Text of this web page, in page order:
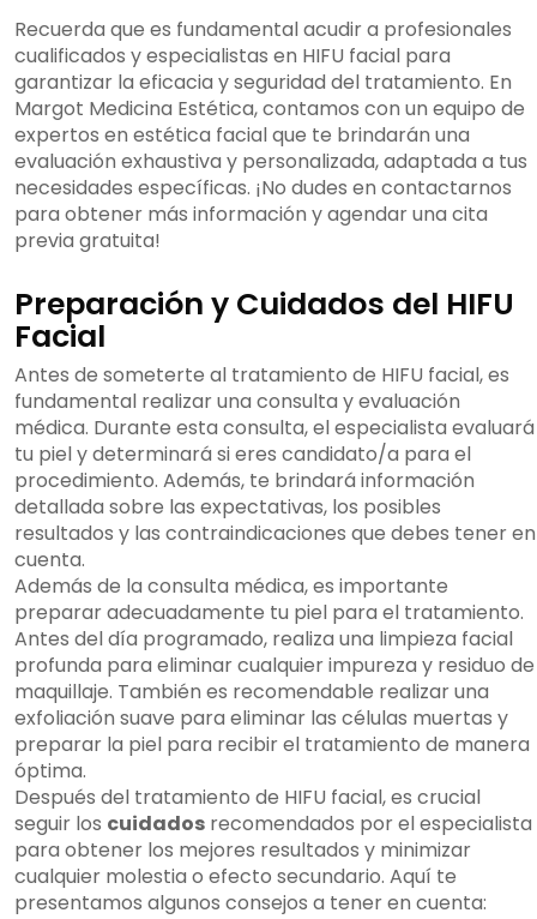
Recuerda que es fundamental acudir a profesionales
cualificados y especialistas en HIFU facial para
garantizar la eficacia y seguridad del tratamiento. En
Margot Medicina Estética, contamos con un equipo de
expertos en estética facial que te brindarán una
evaluación exhaustiva y personalizada, adaptada a tus
necesidades específicas. ¡No dudes en contactarnos
para obtener más información y agendar una cita
previa gratuita!
Preparación y Cuidados del HIFU
Facial
Antes de someterte al tratamiento de HIFU facial, es
fundamental realizar una consulta y evaluación
médica. Durante esta consulta, el especialista evaluará
tu piel y determinará si eres candidato/a para el
procedimiento. Además, te brindará información
detallada sobre las expectativas, los posibles
resultados y las contraindicaciones que debes tener en
cuenta.
Además de la consulta médica, es importante
preparar adecuadamente tu piel para el tratamiento.
Antes del día programado, realiza una limpieza facial
profunda para eliminar cualquier impureza y residuo de
maquillaje. También es recomendable realizar una
exfoliación suave para eliminar las células muertas y
preparar la piel para recibir el tratamiento de manera
óptima.
Después del tratamiento de HIFU facial, es crucial
seguir los cuidados recomendados por el especialista
para obtener los mejores resultados y minimizar
cualquier molestia o efecto secundario. Aquí te
presentamos algunos consejos a tener en cuenta: